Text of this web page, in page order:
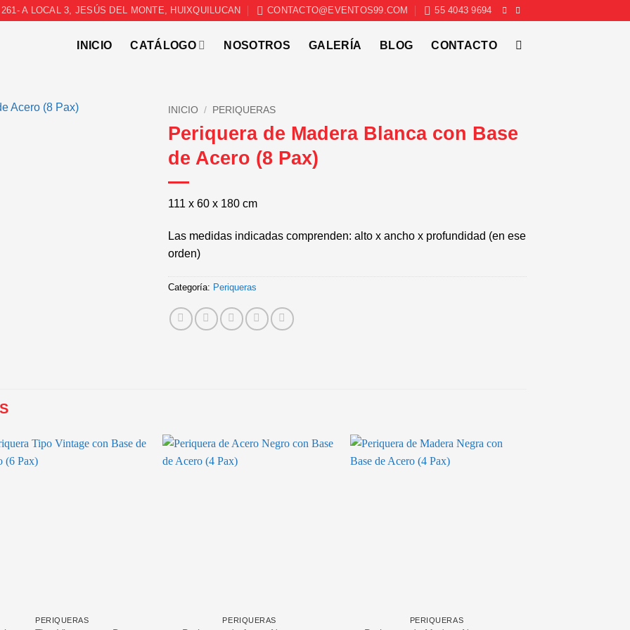
A LOCAL 3, JESÚS DEL MONTE, HUIXQUILUCAN CONTACTO@EVENTOS99.COM 55 4043 9694
INICIO CATÁLOGO NOSOTROS GALERÍA BLOG CONTACTO
INICIO / PERIQUERAS
Periquera de Madera Blanca con Base
de Acero (8 Pax)
111 x 60 x 180 cm
Las medidas indicadas comprenden: alto x ancho x profundidad (en ese
orden)
Categoría: Periqueras
PERIQUERAS PERIQUERAS PERIQUERAS